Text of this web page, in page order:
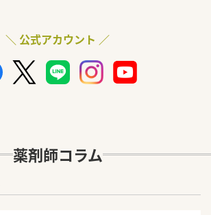
＼ 公式アカウント ／
薬剤師コラム